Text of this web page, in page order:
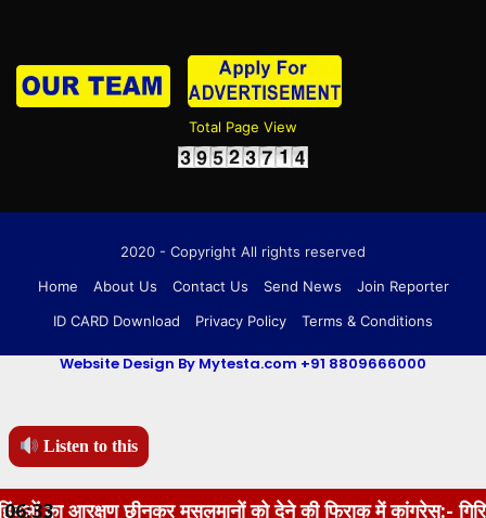
Listen to this
Total Page View
2020 - Copyright All rights reserved
Home
About Us Contact Us Send News
Join Reporter
ID CARD Download
Privacy Policy Terms & Conditions
Website Design By Mytesta.com +91 8809666000
मुसलमानों को देने की फिराक में कांग्रेस:- गिरिराज सिंह
06:33